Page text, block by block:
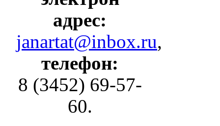
адрес:
janartat@inbox.ru,
телефон:
8 (3452) 69-57-
60.